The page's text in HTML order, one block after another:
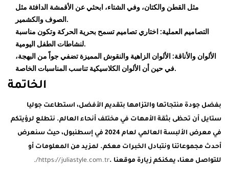
مثل القطن والكتان، وفي الشتاء، ابحثي عن الأقمشة الدافئة مثل
الصوف والكشمير.
التصاميم العملية: اختاري تصاميم تسمح بحرية الحركة وتكون مناسبة
لنشاطات الطفل اليومية.
الألوان والأناقة: الألوان الزاهية والنقوش المميزة تضفي جواً من البهجة،
في حين أن الألوان الكلاسيكية تناسب المناسبات الخاصة.
الخاتمة
بفضل جودة منتجاتها والتزامها بتقديم الأفضل، استطاعت جوليا
ستايل أن تحظى بثقة الأمهات في مختلف أنحاء العالم. نتطلع لرؤيتكم
في معرض الألبسة العالمي لعام 2024 في إسطنبول، حيث سنعرض
أحدث مجموعاتنا ونتبادل الخبرات معكم. لمزيد من المعلومات أو
للتواصل معنا، يمكنكم زيارة موقعنا .https://juliastyle.com.tr/
.